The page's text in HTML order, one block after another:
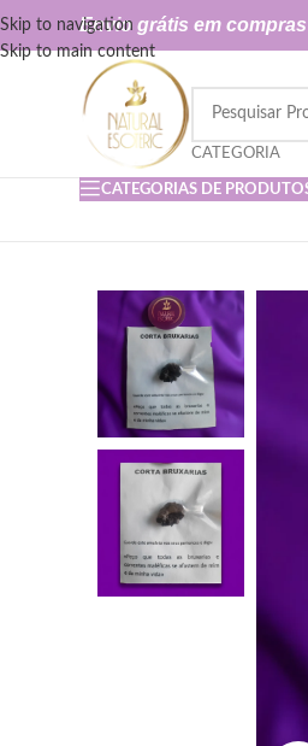
Skip to navigation
Skip to main content
Envio grátis em
CATEGORIA
CATEGORIAS DE